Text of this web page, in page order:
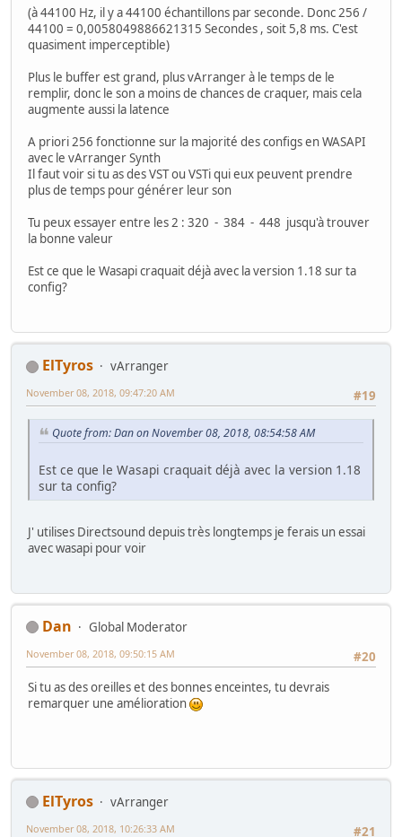
(à 44100 Hz, il y a 44100 échantillons par seconde. Donc 256 /
44100 = 0,0058049886621315 Secondes , soit 5,8 ms. C'est
quasiment imperceptible)
Plus le buffer est grand, plus vArranger à le temps de le
remplir, donc le son a moins de chances de craquer, mais cela
augmente aussi la latence
A priori 256 fonctionne sur la majorité des configs en WASAPI
avec le vArranger Synth
Il faut voir si tu as des VST ou VSTi qui eux peuvent prendre
plus de temps pour générer leur son
Tu peux essayer entre les 2 : 320 - 384 - 448 jusqu'à trouver
la bonne valeur
Est ce que le Wasapi craquait déjà avec la version 1.18 sur ta
config?
ElTyros
vArranger
#19
November 08, 2018, 09:47:20 AM
Quote from: Dan on November 08, 2018, 08:54:58 AM
Est ce que le Wasapi craquait déjà avec la version 1.18
sur ta config?
J' utilises Directsound depuis très longtemps je ferais un essai
avec wasapi pour voir
Dan
Global Moderator
#20
November 08, 2018, 09:50:15 AM
Si tu as des oreilles et des bonnes enceintes, tu devrais
remarquer une amélioration
ElTyros
vArranger
#21
November 08, 2018, 10:26:33 AM